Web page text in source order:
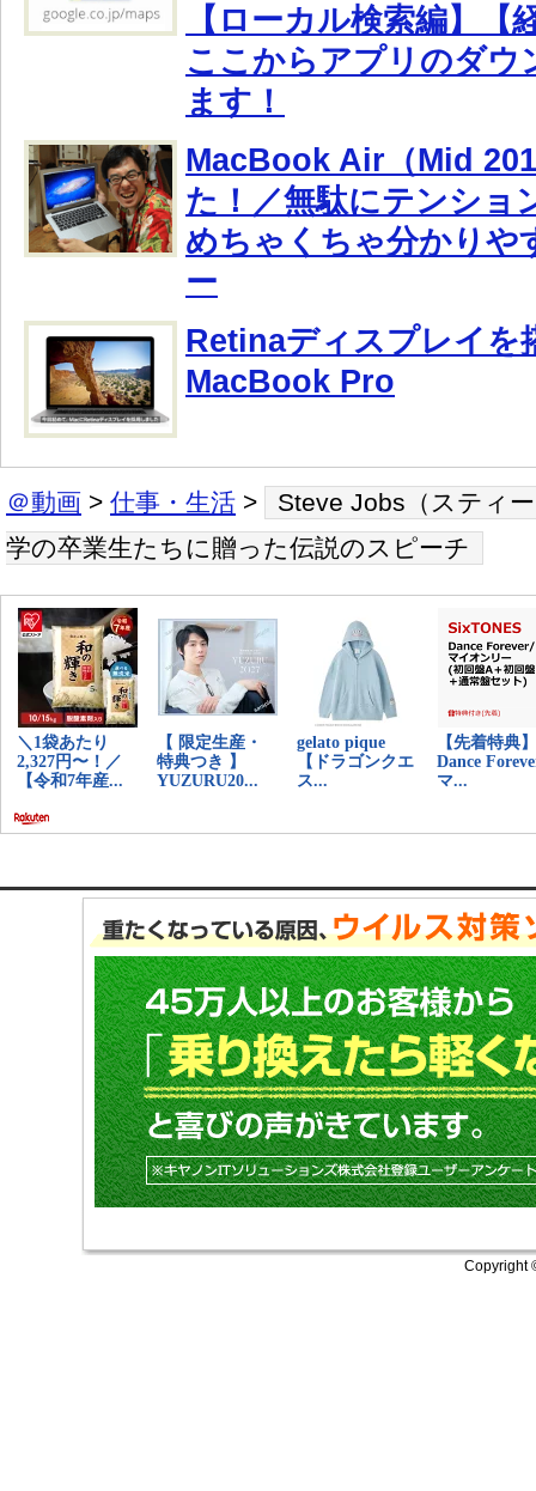
【ローカル検索編】【
ここからアプリのダウ
ます！
MacBook Air（Mid
た！／無駄にテンショ
めちゃくちゃ分かりや
ー
Retinaディスプレイを
MacBook Pro
＠動画 > 仕事・生活 >
Steve Jobs（スティ
学の卒業生たちに贈った伝説のスピーチ
Copyright